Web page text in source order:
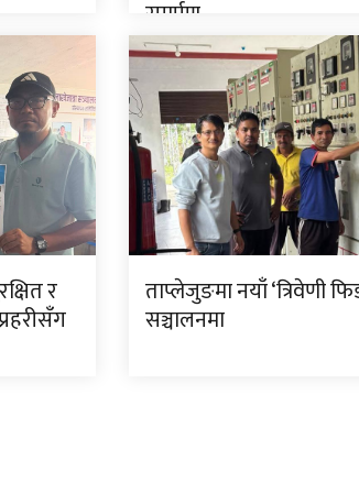
समर्पण
र ताप्लेजुङमा नयाँ ‘त्रिवेणी
सञ्चालनमा